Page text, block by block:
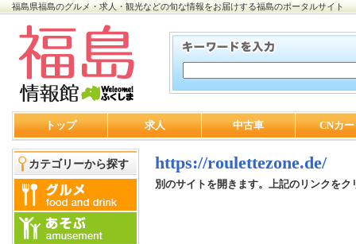
福島県福島のグルメ・求人・観光などの旬な情報をお届けする福島のポータルサイト
トップ 求人 中古車 CNカ
カテゴリーから探す https://roulettezone.de/
別のサイトを開きます。上記のリンクをク